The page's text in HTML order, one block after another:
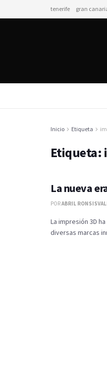
tenerife gran
Inicio Etiqueta
Etiqueta:
La nueva
PORABRIL
La impresión 3D
diversas marcas